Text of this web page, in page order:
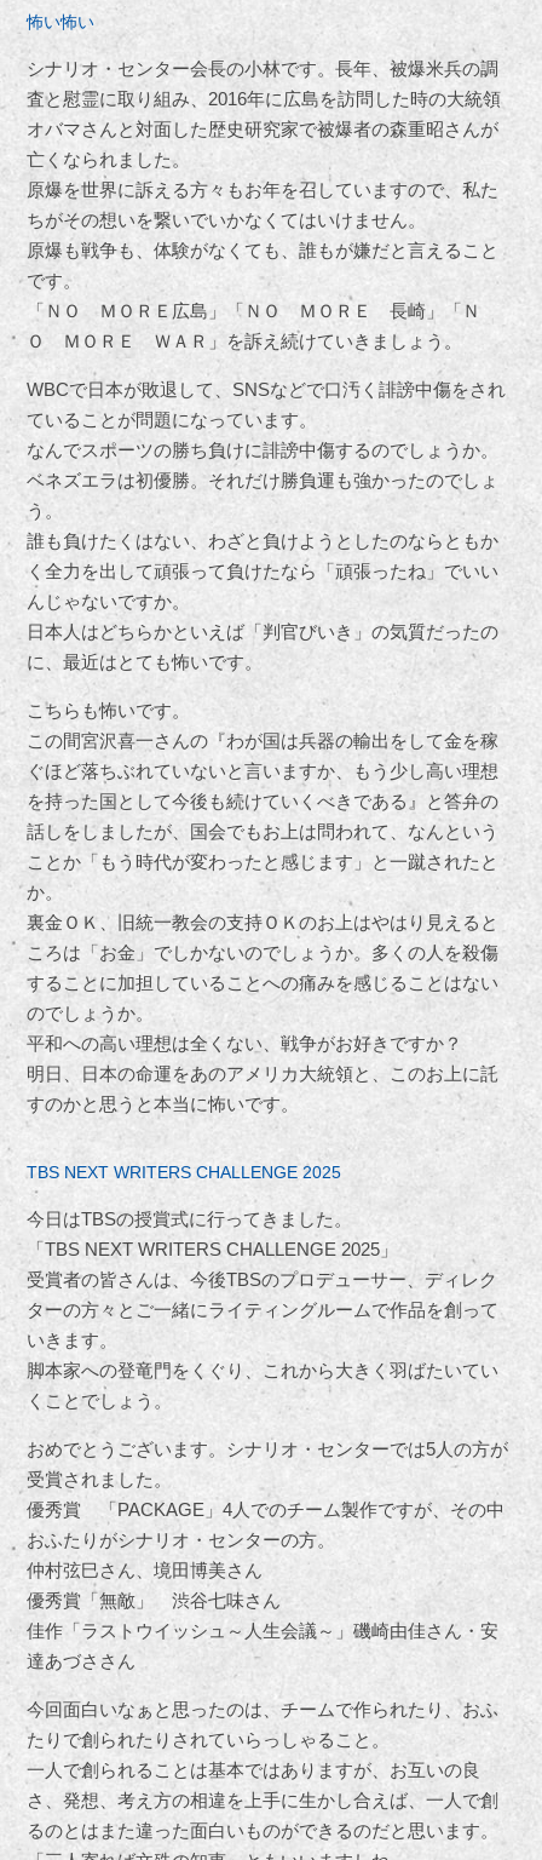
怖い怖い
シナリオ・センター会長の小林です。長年、被爆米兵の調
査と慰霊に取り組み、2016年に広島を訪問した時の大統領
オバマさんと対面した歴史研究家で被爆者の森重昭さんが
亡くなられました。
原爆を世界に訴える方々もお年を召していますので、私た
ちがその想いを繋いでいかなくてはいけません。
原爆も戦争も、体験がなくても、誰もが嫌だと言えること
です。
「ＮＯ ＭＯＲＥ広島」「ＮＯ ＭＯＲＥ 長崎」「Ｎ
Ｏ ＭＯＲＥ ＷＡＲ」を訴え続けていきましょう。
WBCで日本が敗退して、SNSなどで口汚く誹謗中傷をされ
ていることが問題になっています。
なんでスポーツの勝ち負けに誹謗中傷するのでしょうか。
ベネズエラは初優勝。それだけ勝負運も強かったのでしょ
う。
誰も負けたくはない、わざと負けようとしたのならともか
く全力を出して頑張って負けたなら「頑張ったね」でいい
んじゃないですか。
日本人はどちらかといえば「判官びいき」の気質だったの
に、最近はとても怖いです。
こちらも怖いです。
この間宮沢喜一さんの『わが国は兵器の輸出をして金を稼
ぐほど落ちぶれていないと言いますか、もう少し高い理想
を持った国として今後も続けていくべきである』と答弁の
話しをしましたが、国会でもお上は問われて、なんという
ことか「もう時代が変わったと感じます」と一蹴されたと
か。
裏金ＯＫ、旧統一教会の支持ＯＫのお上はやはり見えると
ころは「お金」でしかないのでしょうか。多くの人を殺傷
することに加担していることへの痛みを感じることはない
のでしょうか。
平和への高い理想は全くない、戦争がお好きですか？
明日、日本の命運をあのアメリカ大統領と、このお上に託
すのかと思うと本当に怖いです。
TBS NEXT WRITERS CHALLENGE 2025
今日はTBSの授賞式に行ってきました。
「TBS NEXT WRITERS CHALLENGE 2025」
受賞者の皆さんは、今後TBSのプロデューサー、ディレク
ターの方々とご一緒にライティングルームで作品を創って
いきます。
脚本家への登竜門をくぐり、これから大きく羽ばたいてい
くことでしょう。
おめでとうございます。シナリオ・センターでは5人の方が
受賞されました。
優秀賞 「PACKAGE」4人でのチーム製作ですが、その中
おふたりがシナリオ・センターの方。
仲村弦巳さん、境田博美さん
優秀賞「無敵」 渋谷七味さん
佳作「ラストウイッシュ～人生会議～」磯崎由佳さん・安
達あづささん
今回面白いなぁと思ったのは、チームで作られたり、おふ
たりで創られたりされていらっしゃること。
一人で創られることは基本ではありますが、お互いの良
さ、発想、考え方の相違を上手に生かし合えば、一人で創
るのとはまた違った面白いものができるのだと思います。